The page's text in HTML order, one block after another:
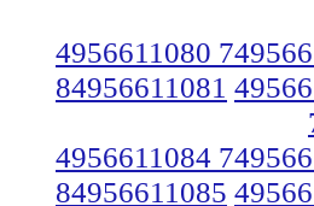
4956611080
84956611081
4956611084
84956611085